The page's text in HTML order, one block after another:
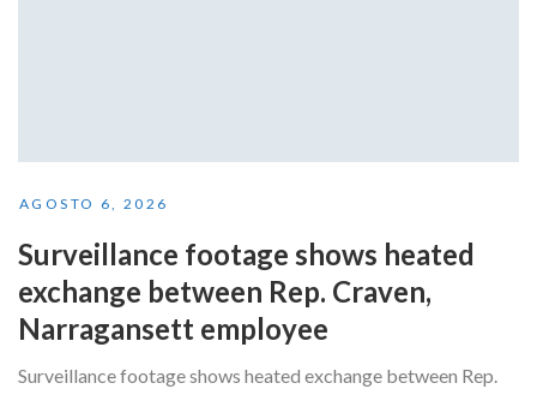
AGOSTO 6, 2026
Surveillance footage shows heated
exchange between Rep. Craven,
Narragansett employee
Surveillance footage shows heated exchange between Rep.